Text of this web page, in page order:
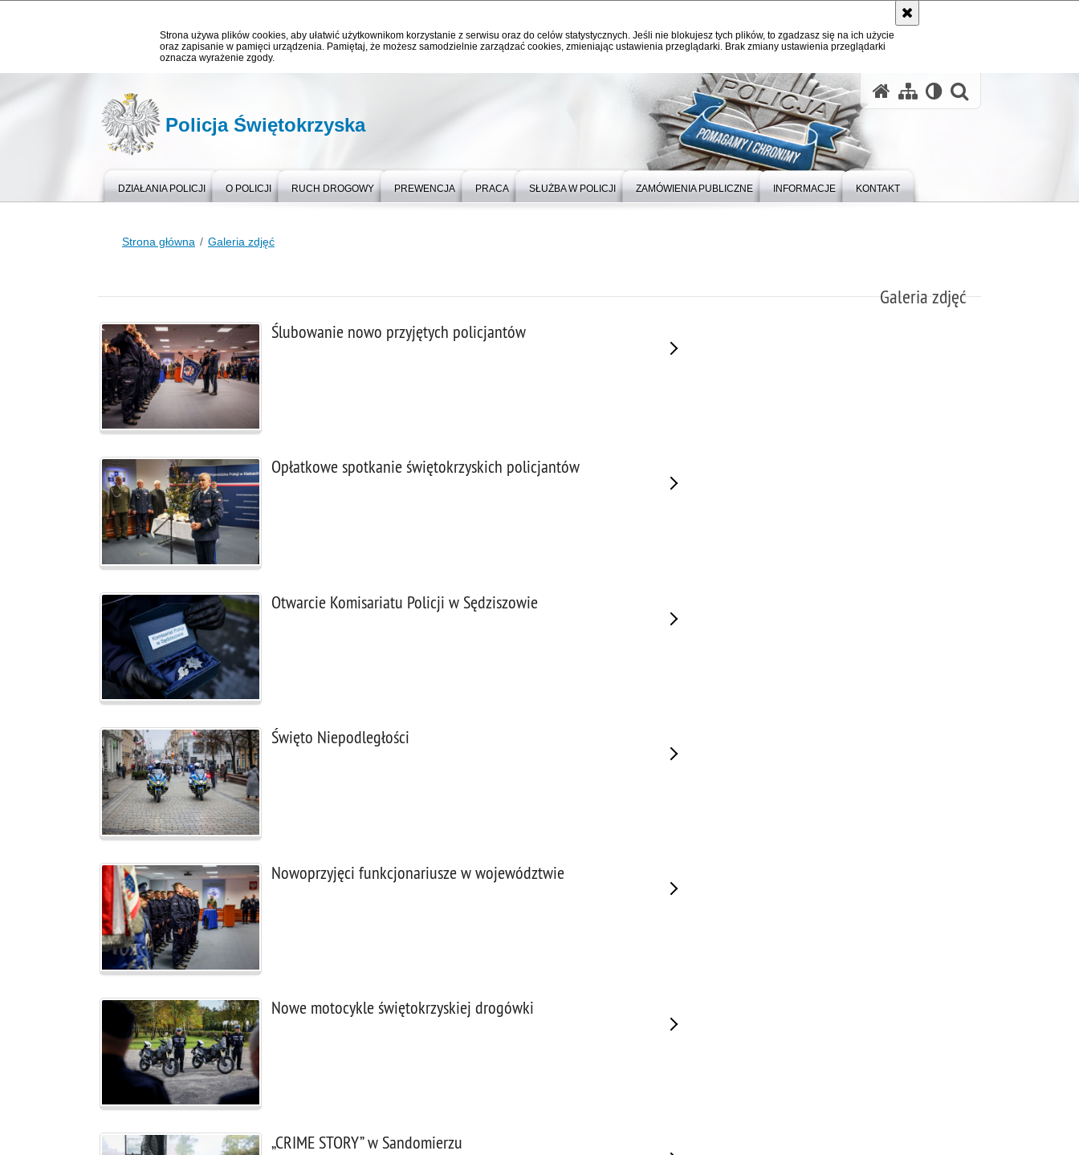
Strona używa plików cookies, aby ułatwić użytkownikom korzystanie z serwisu oraz do celów statystycznych. Jeśli nie blokujesz tych plików, to zgadzasz się na ich użycie
oraz zapisanie w pamięci urządzenia. Pamiętaj, że możesz samodzielnie zarządzać cookies, zmieniając ustawienia przeglądarki. Brak zmiany ustawienia przeglądarki
oznacza wyrażenie zgody.
Policja Świętokrzyska
DZIAŁANIA POLICJI O POLICJI RUCH DROGOWY PREWENCJA PRACA SŁUŻBA W POLICJI ZAMÓWIENIA PUBLICZNE INFORMACJE KONTAKT
Strona główna Galeria zdjęć
Galeria zdjęć
Ślubowanie nowo przyjętych policjantów
Opłatkowe spotkanie świętokrzyskich policjantów
Otwarcie Komisariatu Policji w Sędziszowie
Święto Niepodległości
Nowoprzyjęci funkcjonariusze w województwie
Nowe motocykle świętokrzyskiej drogówki
„CRIME STORY” w Sandomierzu